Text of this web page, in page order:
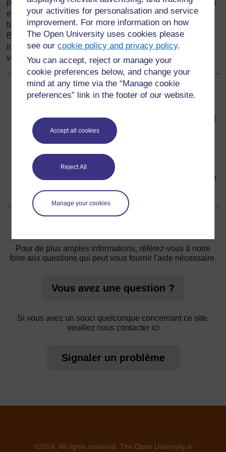
your activities for personalisation and service
improvement. For more information on how
The Open University uses cookies please
see ourcookie policy and privacy policy.
You can accept, reject or manage your
cookie preferences below, and change your
mind at any time via the “Manage cookie
preferences” link in the footer of our website.
Accept all cookies
Reject All
Manage your cookies
permettra de détecter les déficiences les moins apparentes
et prendre les mesures qui s’imposent. Vous découvrirez
beaucoup de ces mesures au cours des chapitres de cette
Boîte à outils. Bien connaître ses élèves est une condition
importante pour assurer l’équité à tous les enfants dans
votre classe.
Précédent
Précédent
2.2 Les mots justes pour parler des enfants handicapés et
de leur handicap
Suivant
Suivant
2.4 Un enseignant inclusif aide les élèves à développer la
confiance en soi et l’estime de soi
Pour de plus amples informations, référez-vous à notre
foire aux questions qui peut vous fournir l'aide nécessaire.
Vous avez une question ?
Si vous avez un souci quelconque concernant ce site,
veuillez nous contacter ici
Signaler un problème
©2024. All rights reserved. The Open University is